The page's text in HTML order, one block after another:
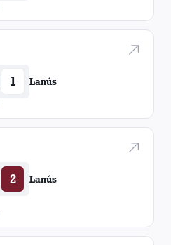
1 Lanús
2 Lanús